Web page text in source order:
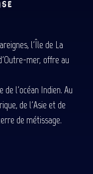
l'Île de La
mer, offre au
de l'océan Indien. Au
de l'Asie et de
de métissage.